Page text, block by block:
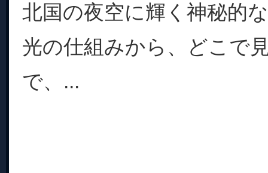
北国の夜空に輝く神秘的
光の仕組みから、どこで
で、...